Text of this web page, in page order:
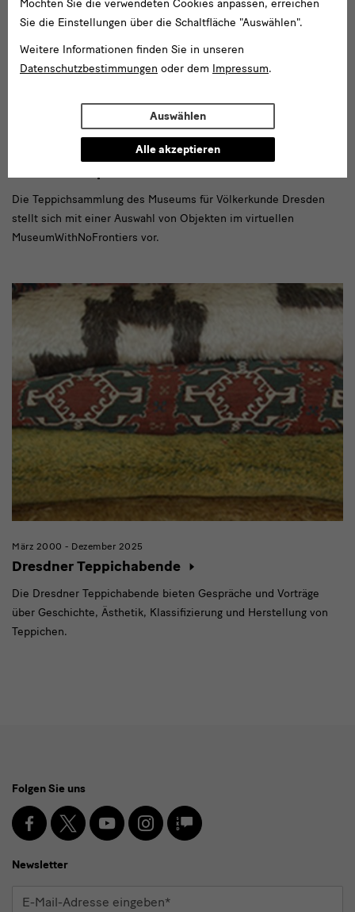
Die Teppichsammlung des Museums für Völkerkunde Dresden
stellt sich mit einer Auswahl von Objekten im virtuellen
MuseumWithNoFrontiers vor.
März 2000 - Dezember 2025
Dresdner Teppichabende
Die Dresdner Teppichabende bieten Gespräche und Vorträge
über Geschichte, Ästhetik, Klassifizierung und Herstellung von
Teppichen.
Möchten Sie die verwendeten Cookies anpassen, erreichen
Sie die Einstellungen über die Schaltfläche "Auswählen".
Weitere Informationen finden Sie in unseren
Datenschutzbestimmungen oder dem Impressum.
Auswählen
Alle akzeptieren
Media
und
Newsletter
Folgen Sie uns
Facebook
X YoutubeInstagramSKD
Blog
Newsletter
E-